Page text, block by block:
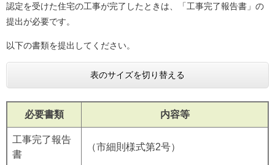
認定を受けた住宅の工事が完了したときは、「工事完了報告書」の
提出が必要です。
以下の書類を提出してください。
表のサイズを切り替える
必要書類 内容等
工事完了報告
書
（市細則様式第2号）